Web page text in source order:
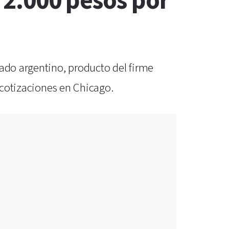
argentino, producto del firme
en Chicago.